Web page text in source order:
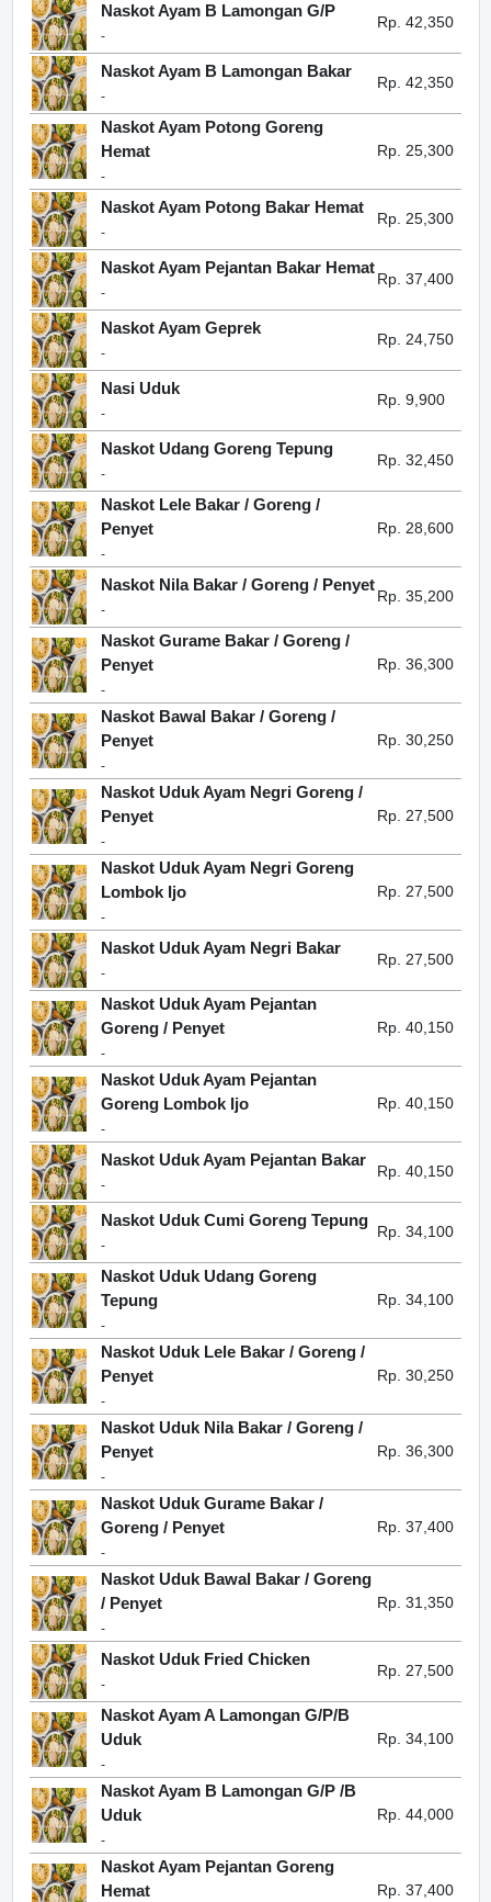
Naskot Ayam B Lamongan G/P
-
Rp. 42,350
Naskot Ayam B Lamongan Bakar
-
Rp. 42,350
Naskot Ayam Potong Goreng
Hemat
-
Rp. 25,300
Naskot Ayam Potong Bakar Hemat
-
Rp. 25,300
Naskot Ayam Pejantan Bakar Hemat
-
Rp. 37,400
Naskot Ayam Geprek
-
Rp. 24,750
Nasi Uduk
-
Rp. 9,900
Naskot Udang Goreng Tepung
-
Rp. 32,450
Naskot Lele Bakar / Goreng /
Penyet
-
Rp. 28,600
Naskot Nila Bakar / Goreng / Penyet
-
Rp. 35,200
Naskot Gurame Bakar / Goreng /
Penyet
-
Rp. 36,300
Naskot Bawal Bakar / Goreng /
Penyet
-
Rp. 30,250
Naskot Uduk Ayam Negri Goreng /
Penyet
-
Rp. 27,500
Naskot Uduk Ayam Negri Goreng
Lombok Ijo
-
Rp. 27,500
Naskot Uduk Ayam Negri Bakar
-
Rp. 27,500
Naskot Uduk Ayam Pejantan
Goreng / Penyet
-
Rp. 40,150
Naskot Uduk Ayam Pejantan
Goreng Lombok Ijo
-
Rp. 40,150
Naskot Uduk Ayam Pejantan Bakar
-
Rp. 40,150
Naskot Uduk Cumi Goreng Tepung
-
Rp. 34,100
Naskot Uduk Udang Goreng
Tepung
-
Rp. 34,100
Naskot Uduk Lele Bakar / Goreng /
Penyet
-
Rp. 30,250
Naskot Uduk Nila Bakar / Goreng /
Penyet
-
Rp. 36,300
Naskot Uduk Gurame Bakar /
Goreng / Penyet
-
Rp. 37,400
Naskot Uduk Bawal Bakar / Goreng
/ Penyet
-
Rp. 31,350
Naskot Uduk Fried Chicken
-
Rp. 27,500
Naskot Ayam A Lamongan G/P/B
Uduk
-
Rp. 34,100
Naskot Ayam B Lamongan G/P /B
Uduk
-
Rp. 44,000
Naskot Ayam Pejantan Goreng
Hemat
Rp. 37,400